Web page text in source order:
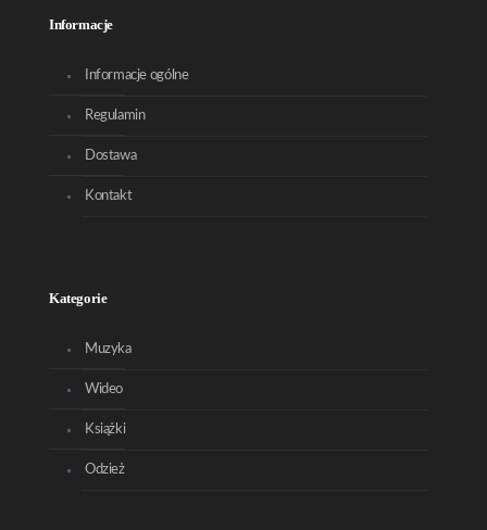
Informacje
Informacje ogólne
Regulamin
Dostawa
Kontakt
Kategorie
Muzyka
Wideo
Książki
Odzież